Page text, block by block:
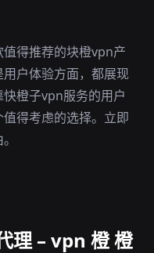
得推荐的块橙vpn产
户体验方面，都展现
橙子vpn服务的用户
得考虑的选择。立即
理 – vpn 橙 橙